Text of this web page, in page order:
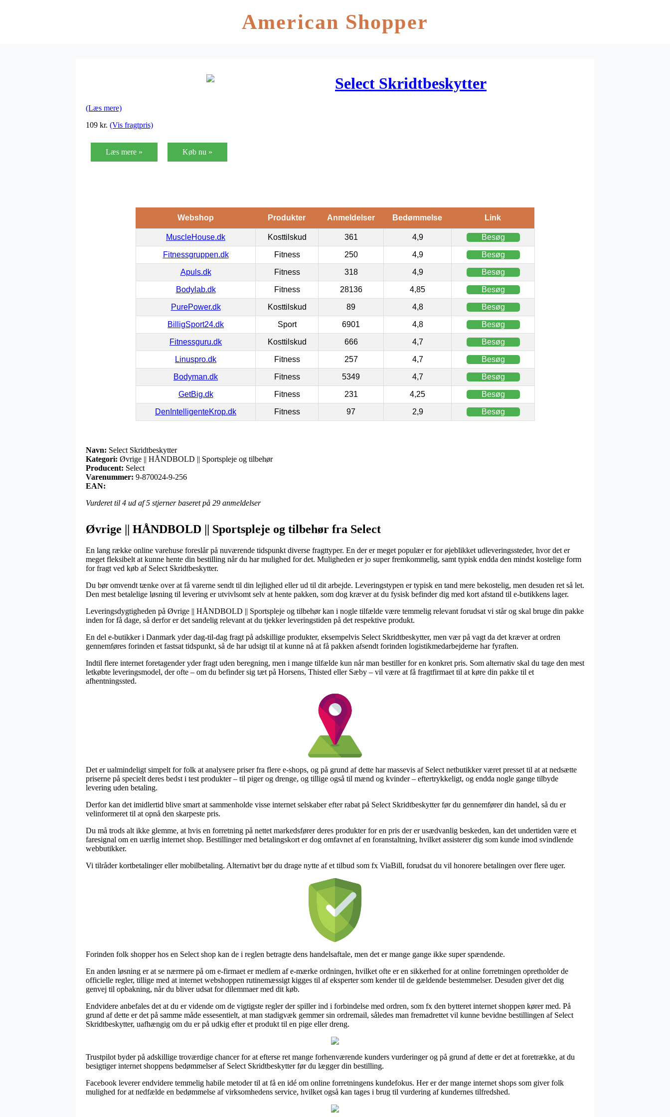
American Shopper
Select Skridtbeskytter
(Læs mere)
109 kr. (Vis fragtpris)
Læs mere » Køb nu »
Webshop Produkter Anmeldelser Bedømmelse Link
MuscleHouse.dk Kosttilskud 361 4,9 Besøg
Fitnessgruppen.dk Fitness 250 4,9 Besøg
Apuls.dk Fitness 318 4,9 Besøg
Bodylab.dk Fitness 28136 4,85 Besøg
PurePower.dk Kosttilskud 89 4,8 Besøg
BilligSport24.dk Sport 6901 4,8 Besøg
Fitnessguru.dk Kosttilskud 666 4,7 Besøg
Linuspro.dk Fitness 257 4,7 Besøg
Bodyman.dk Fitness 5349 4,7 Besøg
GetBig.dk Fitness 231 4,25 Besøg
DenIntelligenteKrop.dk Fitness 97 2,9 Besøg
Navn: Select Skridtbeskytter
Kategori: Øvrige || HÅNDBOLD || Sportspleje og tilbehør
Producent: Select
Varenummer: 9-870024-9-256
EAN:
Vurderet til 4 ud af 5 stjerner baseret på 29 anmeldelser
Øvrige || HÅNDBOLD || Sportspleje og tilbehør fra Select
En lang række online varehuse foreslår på nuværende tidspunkt diverse fragttyper. En der er meget populær er for øjeblikket udleveringssteder, hvor det er
meget fleksibelt at kunne hente din bestilling når du har mulighed for det. Muligheden er jo super fremkommelig, samt typisk endda den mindst kostelige form
for fragt ved køb af Select Skridtbeskytter.
Du bør omvendt tænke over at få varerne sendt til din lejlighed eller ud til dit arbejde. Leveringstypen er typisk en tand mere bekostelig, men desuden ret så let.
Den mest betalelige løsning til levering er utvivlsomt selv at hente pakken, som dog kræver at du fysisk befinder dig med kort afstand til e-butikkens lager.
Leveringsdygtigheden på Øvrige || HÅNDBOLD || Sportspleje og tilbehør kan i nogle tilfælde være temmelig relevant forudsat vi står og skal bruge din pakke
inden for få dage, så derfor er det sandelig relevant at du tjekker leveringstiden på det respektive produkt.
En del e-butikker i Danmark yder dag-til-dag fragt på adskillige produkter, eksempelvis Select Skridtbeskytter, men vær på vagt da det kræver at ordren
gennemføres forinden et fastsat tidspunkt, så de har udsigt til at kunne nå at få pakken afsendt forinden logistikmedarbejderne har fyraften.
Indtil flere internet foretagender yder fragt uden beregning, men i mange tilfælde kun når man bestiller for en konkret pris. Som alternativ skal du tage den mest
letkøbte leveringsmodel, der ofte – om du befinder sig tæt på Horsens, Thisted eller Sæby – vil være at få fragtfirmaet til at køre din pakke til et
afhentningssted.
Det er ualmindeligt simpelt for folk at analysere priser fra flere e-shops, og på grund af dette har massevis af Select netbutikker været presset til at at nedsætte
priserne på specielt deres bedst i test produkter – til piger og drenge, og tillige også til mænd og kvinder – eftertrykkeligt, og endda nogle gange tilbyde
levering uden betaling.
Derfor kan det imidlertid blive smart at sammenholde visse internet selskaber efter rabat på Select Skridtbeskytter før du gennemfører din handel, så du er
velinformeret til at opnå den skarpeste pris.
Du må trods alt ikke glemme, at hvis en forretning på nettet markedsfører deres produkter for en pris der er usædvanlig beskeden, kan det undertiden være et
faresignal om en uærlig internet shop. Bestillinger med betalingskort er dog omfavnet af en foranstaltning, hvilket assisterer dig som kunde imod svindlende
webbutikker.
Vi tilråder kortbetalinger eller mobilbetaling. Alternativt bør du drage nytte af et tilbud som fx ViaBill, forudsat du vil honorere betalingen over flere uger.
Forinden folk shopper hos en Select shop kan de i reglen betragte dens handelsaftale, men det er mange gange ikke super spændende.
En anden løsning er at se nærmere på om e-firmaet er medlem af e-mærke ordningen, hvilket ofte er en sikkerhed for at online forretningen opretholder de
officielle regler, tillige med at internet webshoppen rutinemæssigt kigges til af eksperter som kender til de gældende bestemmelser. Desuden giver det dig
genvej til opbakning, når du bliver udsat for dilemmaer med dit køb.
Endvidere anbefales det at du er vidende om de vigtigste regler der spiller ind i forbindelse med ordren, som fx den bytteret internet shoppen kører med. På
grund af dette er det på samme måde essesentielt, at man stadigvæk gemmer sin ordremail, således man fremadrettet vil kunne bevidne bestillingen af Select
Skridtbeskytter, uafhængig om du er på udkig efter et produkt til en pige eller dreng.
Trustpilot byder på adskillige troværdige chancer for at efterse ret mange forhenværende kunders vurderinger og på grund af dette er det at foretrække, at du
besigtiger internet shoppens bedømmelser af Select Skridtbeskytter før du lægger din bestilling.
Facebook leverer endvidere temmelig habile metoder til at få en idé om online forretningens kundefokus. Her er der mange internet shops som giver folk
mulighed for at nedfælde en bedømmelse af virksomhedens service, hvilket også kan tages i brug til vurdering af kundernes tilfredshed.